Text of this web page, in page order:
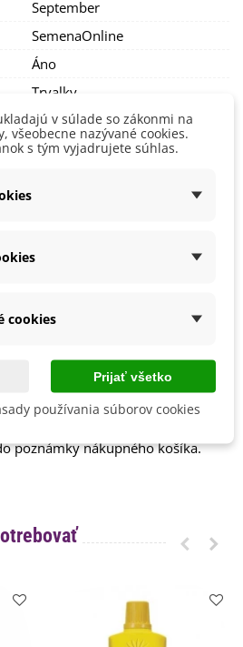
miestnosti. Na jeseň ich opäť
September
SemenaOnline
Áno
Trvalky
Kvitnúce na jar
Jeseň
názvom, obrázkom a
preto cibuľoviny balíme do
odoslania. Bezprostredne po ich
zabezpečiť ideálne podmienky a
poznámky nákupného košíka.
v súlade so zákonmi na
všeobecne nazývané cookies.
s tým vyjadrujete súhlas.
cookies
Prijať všetko
používania súborov cookies